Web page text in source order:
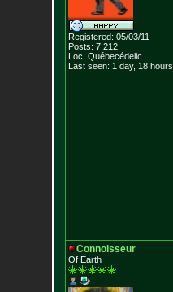
Registered: 05/03/11
Posts: 7,212
Loc: Québecédelic
Last seen: 1 day, 18 hours
Connoisseur
Of Earth